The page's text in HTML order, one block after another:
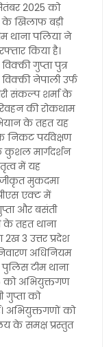
2025 को
के खिलाफ बड़ी
थाना पलिया ने
किया है।
गुप्ता पुत्र
नेपाली उर्फ
संकल्प शर्मा के
की रोकथाम
के तहत यह
निकट पर्यवेक्षण
कुशल मार्गदर्शन
में यह
मुकदमा
एक्ट में
और बसंती
के तहत थाना
3 उत्तर प्रदेश
अधिनियम
टीम थाना
को अभियुक्तगण
गुप्ता को
अभियुक्तगणों को
के समक्ष प्रस्तुत